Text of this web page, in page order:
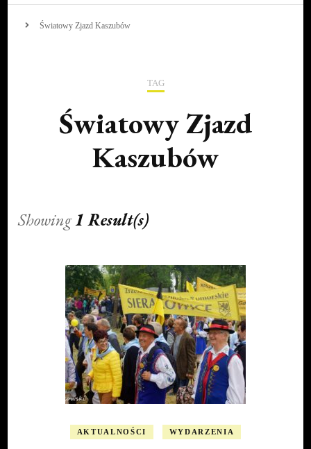
Światowy Zjazd Kaszubów
TAG
Światowy Zjazd
Kaszubów
Showing1 Result(s)
AKTUALNOŚCI WYDARZENIA